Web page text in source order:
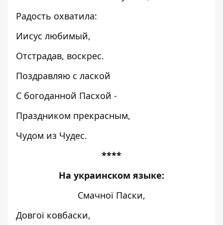
Радость охватила:
Иисус любимый,
Отстрадав, воскрес.
Поздравляю с лаской
С богоданной Пасхой -
Праздником прекрасным,
Чудом из Чудес.
****
На украинском языке:
Смачної Паски,
Довгої ковбаски,